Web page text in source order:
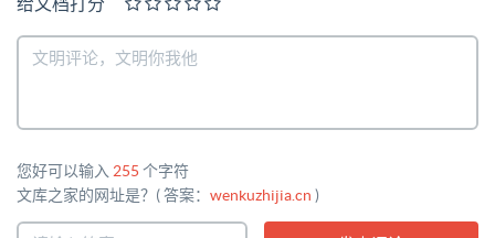
您好可以输入 255 个字符
文库之家的网址是？( 答案： wenkuzhijia.cn )